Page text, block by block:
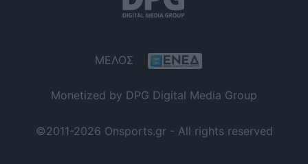
ΜΕΛΟΣ
Monetized by DPG Digital Media Group
©2011-2026 Onsports.gr - All rights reserved